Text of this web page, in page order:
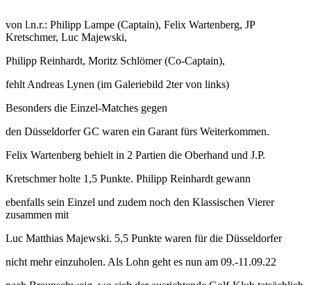
von l.n.r.: Philipp Lampe (Captain), Felix Wartenberg, JP
Kretschmer, Luc Majewski,
Philipp Reinhardt, Moritz Schlömer (Co-Captain),
fehlt Andreas Lynen (im Galeriebild 2ter von links)
Besonders die Einzel-Matches gegen
den Düsseldorfer GC waren ein Garant fürs Weiterkommen.
Felix Wartenberg behielt in 2 Partien die Oberhand und J.P.
Kretschmer holte 1,5 Punkte. Philipp Reinhardt gewann
ebenfalls sein Einzel und zudem noch den Klassischen Vierer
zusammen mit
Luc Matthias Majewski. 5,5 Punkte waren für die Düsseldorfer
nicht mehr einzuholen. Als Lohn geht es nun am 09.-11.09.22